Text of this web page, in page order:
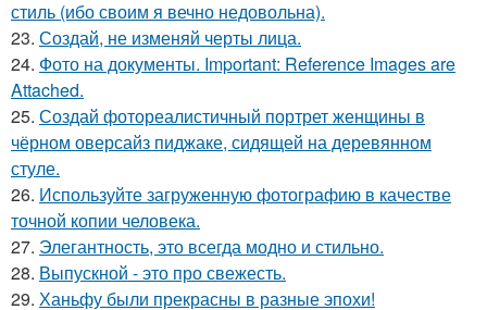
стиль (ибо своим я вечно недовольна).
23. Создай, не изменяй черты лица.
24. Фото на документы. Important: Reference Images are
Attached.
25. Создай фотореалистичный портрет женщины в
чёрном оверсайз пиджаке, сидящей на деревянном
стуле.
26. Используйте загруженную фотографию в качестве
точной копии человека.
27. Элегантность, это всегда модно и стильно.
28. Выпускной - это про свежесть.
29. Ханьфу были прекрасны в разные эпохи!